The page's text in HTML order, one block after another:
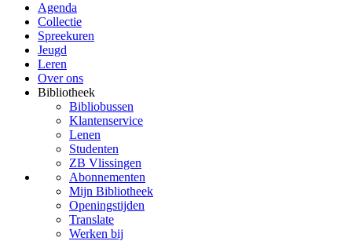
Agenda
Collectie
Spreekuren
Jeugd
Leren
Over ons
Bibliotheek
Bibliobussen
Klantenservice
Lenen
Studenten
ZB Vlissingen
Abonnementen
Mijn Bibliotheek
Openingstijden
Translate
Werken bij